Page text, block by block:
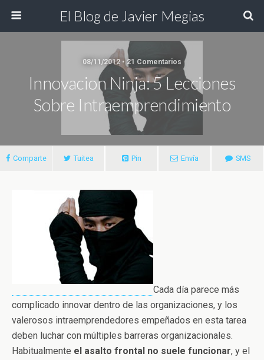
El Blog de Javier Megias
08/11/2012 • 21 Comentarios
Innovacion Ninja: 5 Lecciones
Sobre Intraemprendimiento
Comparte Tuitea Pin Envía SMS
Cada día parece más
complicado innovar dentro de las organizaciones, y los
valerosos intraemprendedores empeñados en esta tarea
deben luchar con múltiples barreras organizacionales.
Habitualmente el asalto frontal no suele funcionar, y el